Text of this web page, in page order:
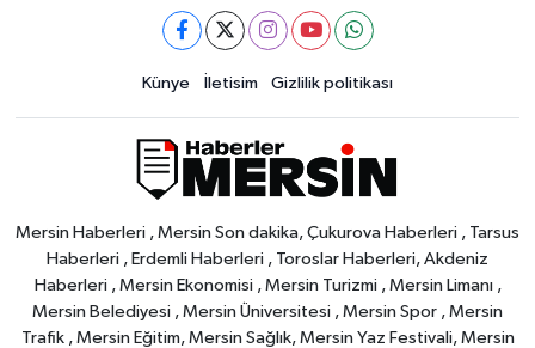
Künye İletisim Gizlilik politikası
Mersin Haberleri , Mersin Son dakika, Çukurova Haberleri , Tarsus
Haberleri , Erdemli Haberleri , Toroslar Haberleri, Akdeniz
Haberleri , Mersin Ekonomisi , Mersin Turizmi , Mersin Limanı ,
Mersin Belediyesi , Mersin Üniversitesi , Mersin Spor , Mersin
Trafik , Mersin Eğitim, Mersin Sağlık, Mersin Yaz Festivali, Mersin